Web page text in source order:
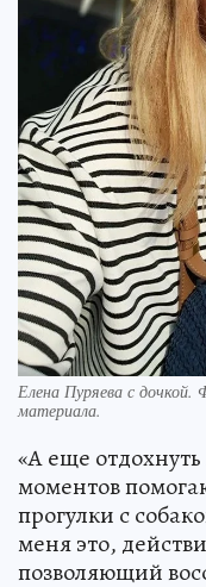
Елена Пуряева с дочкой.
материала.
«А еще
моментов
прогулки с
меня это,
позволяющий